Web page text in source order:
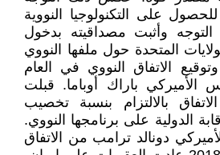
على التكنولوجيا النووية
وأثبت مصداقيته بدخول
المتحدة حول ملفها النووي
الاتفاق النووي في العام
الأميركي باراك أوباما. قبلت
بالالتزام بنسبة تخصيب
الدولية على برنامجها النووي.
دونالد ترامب من الاتفاق